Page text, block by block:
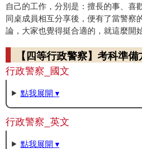
自己的工作，分別是：擅長的事、喜
同桌成員相互分享後，便有了當警察
論，大家也覺得挺合適的，就這麼開
【四等行政警察】考科準備
行政警察_國文
點我展開 ▾
行政警察_英文
點我展開 ▾